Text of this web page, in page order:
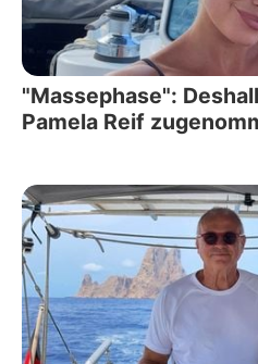
"Massephase":
Pamela Reif